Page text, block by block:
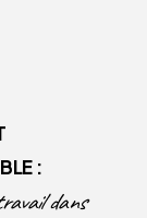
:
dans